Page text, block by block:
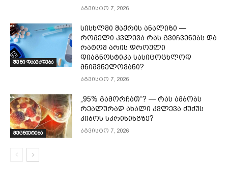
აგვისტო 7, 2026
შენი დაავადება
სისხლში შაქრის ანალიზი —
რომელი კვლევა რას გვიჩვენებს და
რატომ არის დროული
დიაგნოსტიკა სასიცოცხლოდ
მნიშვნელოვანი?
აგვისტო 7, 2026
მეცნიერება
„95% გამორჩათ“? — რას ამბობს
რეალურად ახალი კვლევა ძუძუს
კიბოს სკრინინგზე?
აგვისტო 7, 2026